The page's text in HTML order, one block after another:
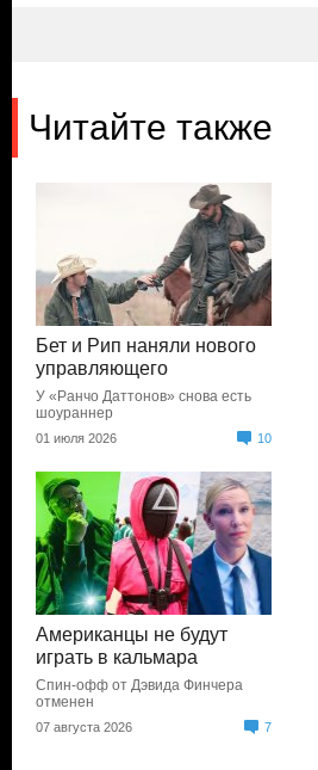
Читайте также
Бет и Рип наняли нового
управляющего
У «Ранчо Даттонов» снова есть
шоураннер
01 июля 2026 10
Американцы не будут
играть в кальмара
Спин-офф от Дэвида Финчера
отменен
07 августа 2026 7